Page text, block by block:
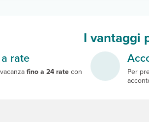
I vantaggi
rate
fino a 24 rate con
Per